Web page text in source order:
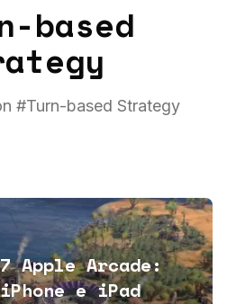
based
#Turn-based Strategy
Arcade:
e iPad